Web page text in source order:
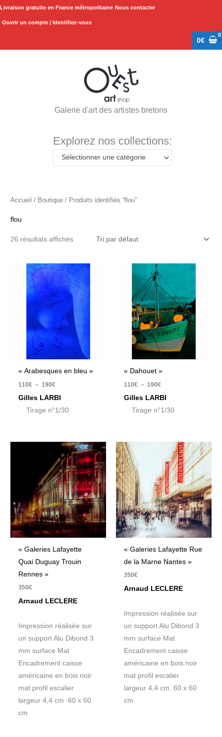
Aller
Livraison gratuite en France métropolitaine Nous contacter
Ouvrir un compte | Identifiez-vous
0€
Galerie d'art des artistes bretons
Explorez nos collections:
Sélectionner une catégorie
Accueil / Boutique / Produits identifiés “flou”
flou
26 résultats affichés
« Arabesques en bleu »
110€ – 190€
Plage
de
prix :
110€
à
190€
Gilles LARBI
Tirage n°1/30
« Dahouet »
110€ – 190€
de
prix :
110€
à
190€
Gilles LARBI
Tirage n°1/30
« Galeries Lafayette
Quai Duguay Trouin
Rennes »
350€
Arnaud LECLERE
Impression réalisée sur
un support Alu Dibond 3
mm surface Mat
Encadrement caisse
américaine en bois noir
mat profil escalier
largeur 4,4 cm 60 x 60
cm
« Galeries Lafayette Rue
de la Marne Nantes »
350€
Arnaud LECLERE
Impression réalisée sur
un support Alu Dibond 3
mm surface Mat
Encadrement caisse
américaine en bois noir
mat profil escalier
largeur 4,4 cm 60 x 60
cm